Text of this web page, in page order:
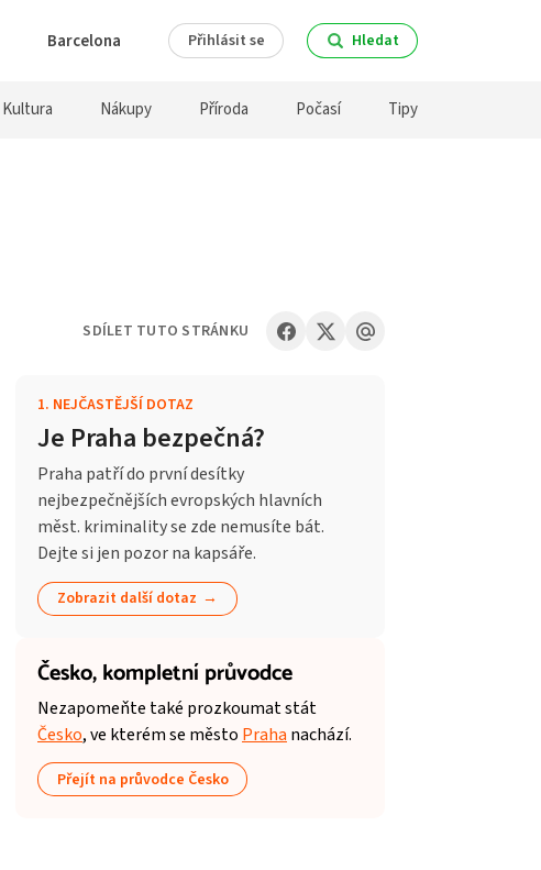
Barcelona Přihlásit se Hledat
Kultura Nákupy Příroda Počasí Tipy
1. NEJČASTĚJŠÍ DOTAZ
Je Praha bezpečná?
Praha patří do první desítky
nejbezpečnějších evropských hlavních
měst. kriminality se zde nemusíte bát.
Dejte si jen pozor na kapsáře.
Zobrazit další dotaz
Česko,kompletní průvodce
Nezapomeňte také prozkoumat stát
Česko, ve kterém se město Praha nachází.
Přejít na průvodce Česko
SDÍLET TUTO STRÁNKU